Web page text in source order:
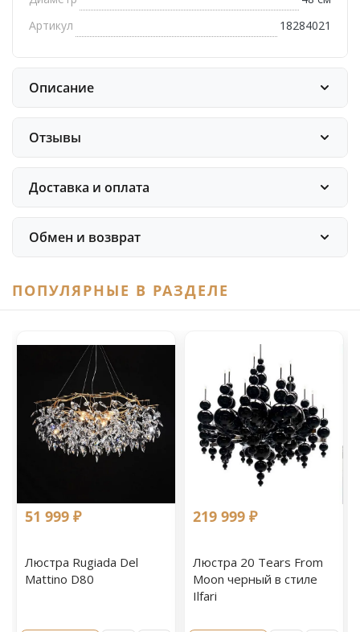
Артикул
18284021
Описание
Отзывы
Доставка и оплата
Обмен и возврат
ПОПУЛЯРНЫЕ В РАЗДЕЛЕ
51 999 ₽
Люстра Rugiada Del
Mattino D80
219 999 ₽
Люстра 20 Tears From
Moon черный в стиле
Ilfari